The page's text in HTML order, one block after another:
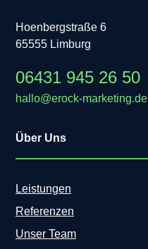
Hoenbergstraße 6
65555 Limburg
06431 945 26 50
hallo@erock-marketing.de
Über Uns
Leistungen
Referenzen
Unser Team